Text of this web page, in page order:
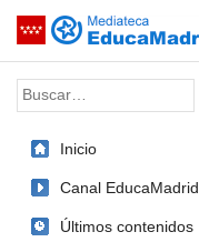
Saltar navegación
Palabra o frase:
Inicio
Canal EducaMadrid
Últimos contenidos